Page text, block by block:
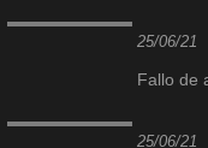
25/06/21
Fallo de
25/06/21